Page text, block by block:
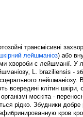
трансмісивні
лейшманіоз) або
хвороби є лейшманії. У
L. braziliensis -
лейшманіозу.
всередині клітин шкіри,
москіта -
рідко. Збудники
кров